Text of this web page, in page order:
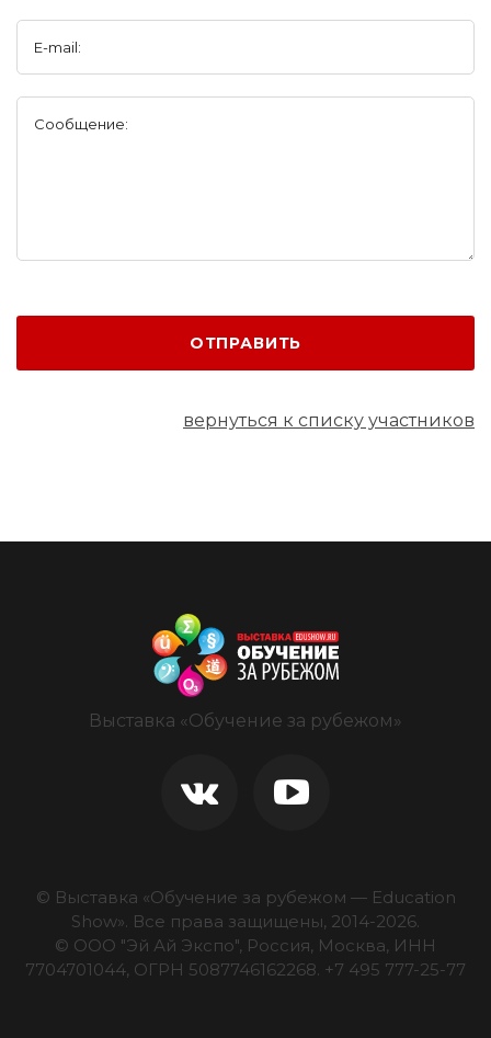
E-mail:
Сообщение:
ОТПРАВИТЬ
вернуться к списку участников
Выставка «Обучение за рубежом»
© Выставка «Обучение за рубежом — Education
Show». Все права защищены, 2014-2026.
© ООО "Эй Ай Экспо", Россия, Москва, ИНН
7704701044, ОГРН 5087746162268. +7 495 777-25-77